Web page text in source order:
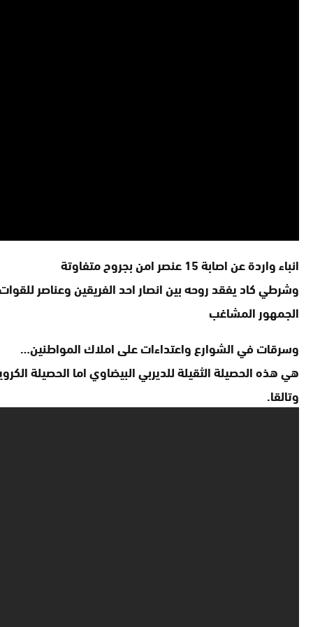
انباء واردة عن اصابة 15 عنصر امن بجروح متفاوتة
وشرطي كاد يفقد روحه بين انصار احد الفريقين وعناصر
الجمهور المشاغب
وسرقات في الشوارع واعتداءات على املاك المواطنين…
هي هذه الحصيلة الثقيلة للديربي البيضاوي اما الحصيلة
وتالقا.